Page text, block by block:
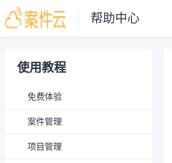
帮助中心
使用教程
免费体验
案件管理
项目管理